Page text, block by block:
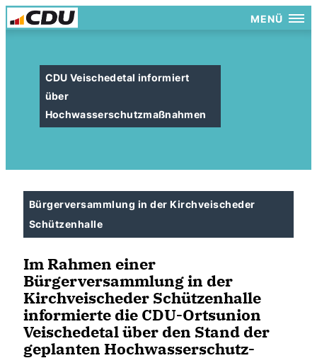
MENÜ
CDU Veischedetal informiert
über
Hochwasserschutzmaßnahmen
Bürgerversammlung in der Kirchveischeder
Schützenhalle
Im Rahmen einer
Bürgerversammlung in der
Kirchveischeder Schützenhalle
informierte die CDU-Ortsunion
Veischedetal über den Stand der
geplanten Hochwasserschutz-